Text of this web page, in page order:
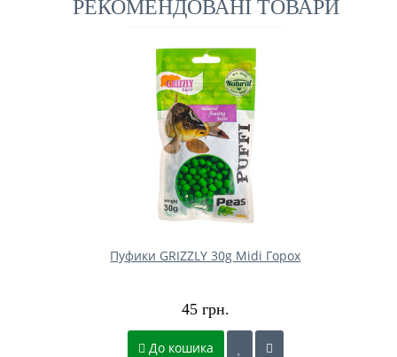
РЕКОМЕНДОВАНІ ТОВАРИ
Пуфики GRIZZLY 30g Midi Горох
45 грн.
До кошика